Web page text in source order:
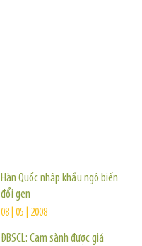
Hàn Quốc nhập khẩu ngô biến
đổi gen
08 | 05 | 2008
ĐBSCL: Cam sành được giá